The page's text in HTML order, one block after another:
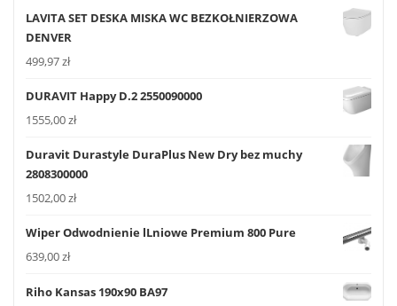
LAVITA SET DESKA MISKA WC BEZKOŁNIERZOWA
DENVER
499,97zł
DURAVIT Happy D.2 2550090000
1555,00zł
Duravit Durastyle DuraPlus New Dry bez muchy
2808300000
1502,00zł
Wiper Odwodnienie lLniowe Premium 800 Pure
639,00zł
Riho Kansas 190x90 BA97